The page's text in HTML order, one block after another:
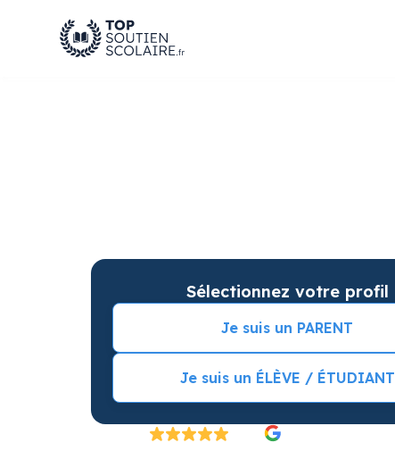
Sélectionnez votre profil
Je suis un PARENT
Je suis un ÉLÈVE / ÉTUDIANT